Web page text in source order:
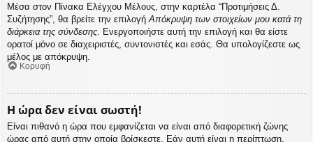
Μέσα στον Πίνακα Ελέγχου Μέλους, στην καρτέλα “Προτιμήσεις Δ.
Συζήτησης”, θα βρείτε την επιλογή Απόκρυψη των στοιχείων μου κατά τη
διάρκεια της σύνδεσης . Ενεργοποιήστε αυτή την επιλογή και θα είστε
ορατοί μόνο σε διαχειριστές, συντονιστές και εσάς. Θα υπολογίζεστε ως
μέλος με απόκρυψη.
Κορυφή
Η ώρα δεν είναι σωστή!
Είναι πιθανό η ώρα που εμφανίζεται να είναι από διαφορετική ζώνης
ώρας από αυτή στην οποία βρίσκεστε. Εάν αυτή είναι η περίπτωση,